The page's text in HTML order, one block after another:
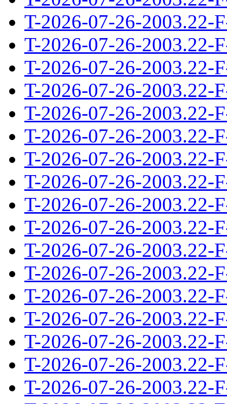
T-2026-07-26-2003.22-
T-2026-07-26-2003.22-
T-2026-07-26-2003.22-
T-2026-07-26-2003.22-
T-2026-07-26-2003.22-
T-2026-07-26-2003.22-
T-2026-07-26-2003.22-
T-2026-07-26-2003.22-
T-2026-07-26-2003.22-
T-2026-07-26-2003.22-
T-2026-07-26-2003.22-
T-2026-07-26-2003.22-
T-2026-07-26-2003.22-
T-2026-07-26-2003.22-
T-2026-07-26-2003.22-
T-2026-07-26-2003.22-
T-2026-07-26-2003.22-